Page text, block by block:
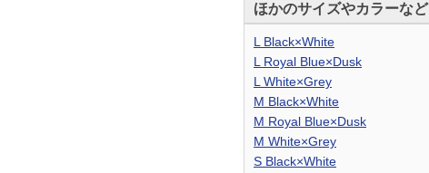
ほかのサイズやカラーなど
L Black×White
L Royal Blue×Dusk
L White×Grey
M Black×White
M Royal Blue×Dusk
M White×Grey
S Black×White